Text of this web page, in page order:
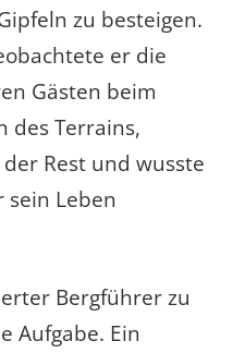
zu besteigen.
er die
Gästen beim
des Terrains,
Rest und wusste
sein Leben
Bergführer zu
Aufgabe. Ein